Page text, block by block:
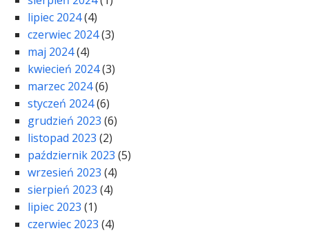
lipiec 2024(4)
czerwiec 2024(3)
maj 2024(4)
kwiecień 2024(3)
marzec 2024(6)
styczeń 2024(6)
grudzień 2023 (6)
listopad 2023 (2)
październik 2023 (5)
wrzesień 2023 (4)
sierpień 2023 (4)
lipiec 2023 (1)
czerwiec 2023 (4)